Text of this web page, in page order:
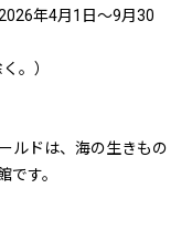
年4月1日～9月30
。）
ルドは、海の生きもの
です。